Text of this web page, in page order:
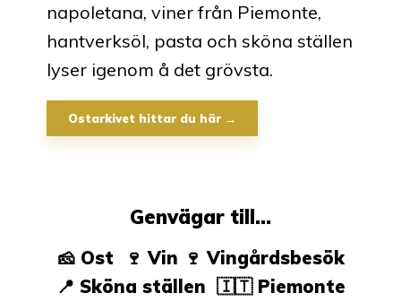
napoletana, viner från Piemonte,
hantverksöl, pasta och sköna ställen
lyser igenom å det grövsta.
Ostarkivet hittar du här →
Genvägar till…
🧀 Ost 🍷Vin 🍷Vingårdsbesök
📍 Sköna ställen 🇮🇹 Piemonte